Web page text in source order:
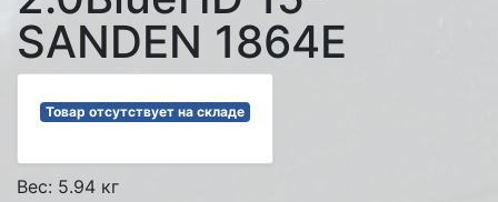
SANDEN 1864E
Товар отсутствует на складе
Вес: 5.94 кг